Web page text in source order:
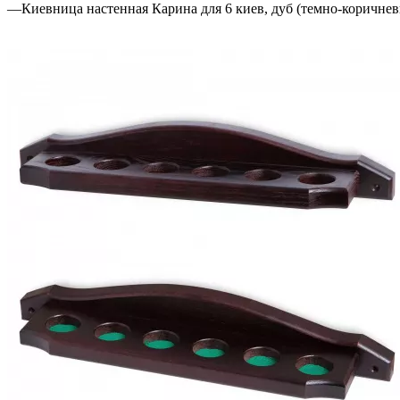
—Киевница настенная Карина для 6 киев, дуб (темно-